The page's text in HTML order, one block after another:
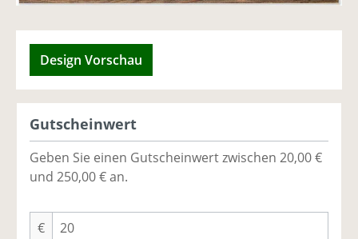
Design Vorschau
Gutscheinwert
Geben Sie einen Gutscheinwert zwischen 20,00 €
und 250,00 € an.
€